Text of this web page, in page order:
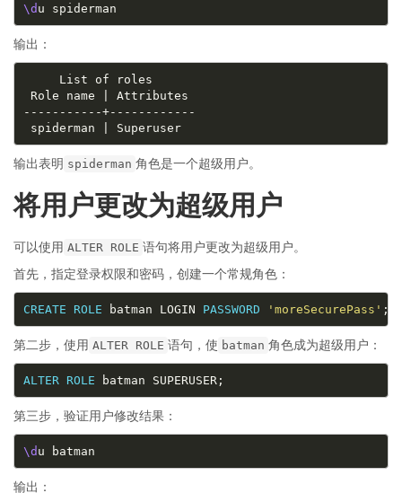
\d
输出：
spiderman | Superuser
输出表明 spiderman 角色是一个超级用户。
将用户更改为超级用户
可以使用 ALTER ROLE 语句将用户更改为超级用户。
首先，指定登录权限和密码，创建一个常规角色：
CREATE ROLE batman LOGIN PASSWORD 'moreSecurePass'
第二步，使用 ALTER ROLE 语句，使 batman 角色成为超级用户：
ALTER ROLE
第三步，验证用户修改结果：
\d
输出：